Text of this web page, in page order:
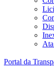
Portal da